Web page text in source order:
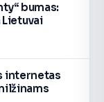
bumas:
internetas